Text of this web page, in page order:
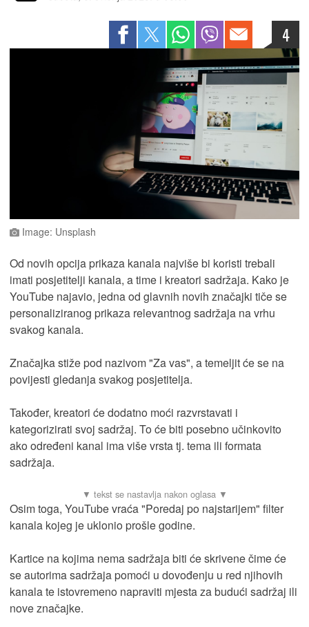
4
Image: Unsplash
Od novih opcija prikaza kanala najviše bi koristi trebali
imati posjetitelji kanala, a time i kreatori sadržaja. Kako je
YouTube najavio, jedna od glavnih novih značajki tiče se
personaliziranog prikaza relevantnog sadržaja na vrhu
svakog kanala.
Značajka stiže pod nazivom "Za vas", a temeljit će se na
povijesti gledanja svakog posjetitelja.
Također, kreatori će dodatno moći razvrstavati i
kategorizirati svoj sadržaj. To će biti posebno učinkovito
ako određeni kanal ima više vrsta tj. tema ili formata
sadržaja.
Osim toga, YouTube vraća "Poredaj po najstarijem" filter
kanala kojeg je uklonio prošle godine.
Kartice na kojima nema sadržaja biti će skrivene čime će
se autorima sadržaja pomoći u dovođenju u red njihovih
kanala te istovremeno napraviti mjesta za budući sadržaj ili
nove značajke.